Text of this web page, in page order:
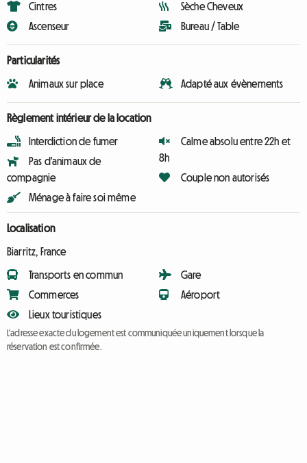
Cintres
Ascenseur
Sèche Cheveux
Bureau / Table
Particularités
Animaux sur place Adapté aux évènements
Règlement intérieur de la location
Interdiction de fumer
Pas d'animaux de
compagnie
Ménage à faire soi même
Calme absolu entre 22h et
8h
Couple non autorisés
Localisation
Biarritz, France
Transports en commun
Commerces
Lieux touristiques
Gare
Aéroport
L'adresse exacte du logement est communiquée uniquement lorsque la
réservation est confirmée.